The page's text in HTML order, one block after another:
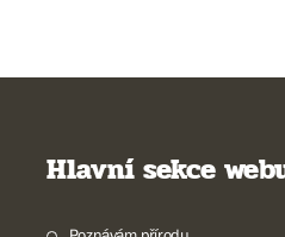
Hlavní sekce